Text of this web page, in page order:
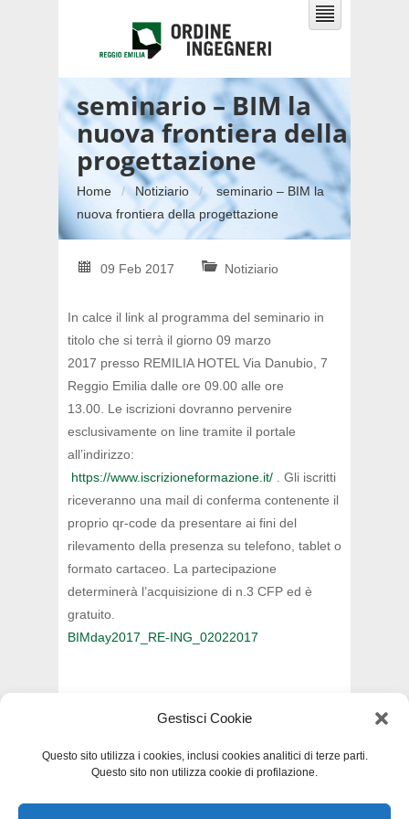
Gestisci Cookie
Questo sito utilizza i cookies, inclusi cookies analitici di terze parti.
Questo sito non utilizza cookie di profilazione.
seminario – BIM la
nuova frontiera della
progettazione
Home Notiziario
seminario – BIM la
nuova frontiera della progettazione
09 Feb 2017 Notiziario
In calce il link al programma del seminario in
titolo che si terrà il giorno 09 marzo
2017 presso REMILIA HOTEL Via Danubio, 7
Reggio Emilia dalle ore 09.00 alle ore
13.00. Le iscrizioni dovranno pervenire
esclusivamente on line tramite il portale
all’indirizzo:
https://www.iscrizioneformazione.it/ . Gli iscritti
riceveranno una mail di conferma contenente il
proprio qr-code da presentare ai fini del
rilevamento della presenza su telefono, tablet o
formato cartaceo. La partecipazione
determinerà l’acquisizione di n.3 CFP ed è
gratuito.
BIMday2017_RE-ING_02022017